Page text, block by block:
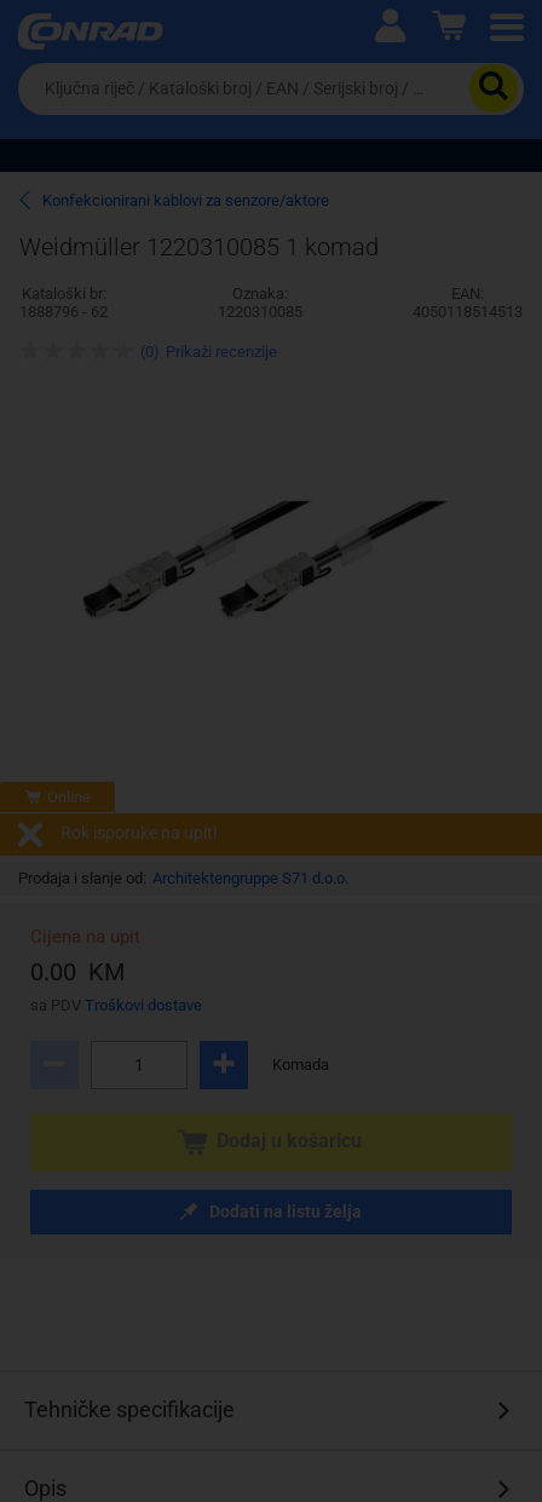
Ova postavka prilagođava asortiman proizvoda i
cijene vašim potrebama.
Pravno lice
Da
biste
potražili
proizvod,
unesite
ključnu
riječ,
kataloški
broj,
EAN
ili
Konfekcionirani kablovi za senzore/aktore
Weidmüller 1220310085 1 komad
Kataloški br:
1888796 - 62
Oznaka:
1220310085
EAN:
4050118514513
Online
Rok isporuke na upit!
Prodaja i slanje od: Architektengruppe S71 d.o.o.
Cijena na upit
0.00 KM
sa PDV Troškovi dostave
Komada
Dodati na listu želja
(0) Prikaži recenzije
Tehničke specifikacije
Opis